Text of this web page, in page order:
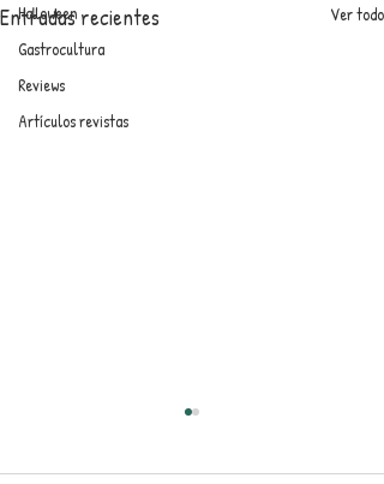
Halloween
Gastrocultura
Reviews
Artículos revistas
Entradas recientes Ver todo